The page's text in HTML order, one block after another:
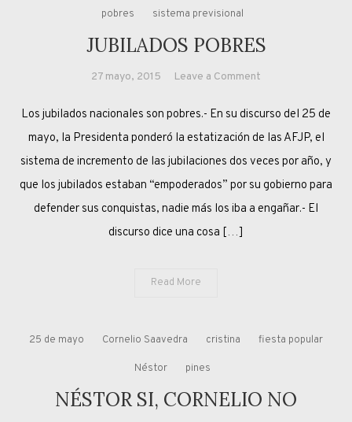
pobres sistema previsional
JUBILADOS POBRES
27 mayo, 2015 Leave a Comment
POBRES
Los jubilados nacionales son pobres.- En su discurso del 25 de
mayo, la Presidenta ponderó la estatización de las AFJP, el
sistema de incremento de las jubilaciones dos veces por año, y
que los jubilados estaban “empoderados” por su gobierno para
defender sus conquistas, nadie más los iba a engañar.- El
discurso dice una cosa […]
Read More
25 de mayo Cornelio Saavedra cristina fiesta popular
Néstor pines
NÉSTOR SI, CORNELIO NO